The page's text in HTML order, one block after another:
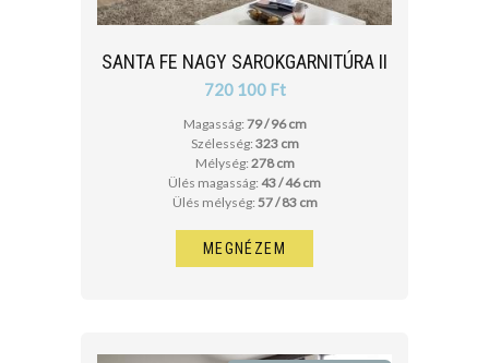
SANTA FE NAGY SAROKGARNITÚRA II
720 100 Ft
Magasság: 79 / 96 cm
Szélesség: 323 cm
Mélység: 278 cm
Ülés magasság: 43 / 46 cm
Ülés mélység: 57 / 83 cm
MEGNÉZEM